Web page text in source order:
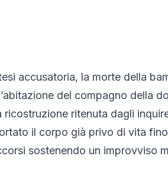
accusatoria, la morte della
del compagno della
ricostruzione ritenuta dagli
il corpo già privo di vita
sostenendo un improvviso